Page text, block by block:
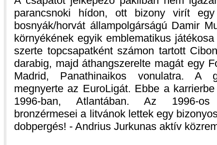
parancsnoki hídon, ott bizony virít
bosnyák/horvát állampolgárságú Damir
környékének egyik emblematikus
szerte topcsapatként számon tartott
darabig, majd áthangszerelte magát egy
Madrid, Panathinaikos vonulatra. A
megnyerte az EuroLigát. Ebbe a
1996-ban, Atlantában. Az 1996-os
bronzérmesei a litvánok lettek egy
dobpergés! - Andrius Jurkunas aktív